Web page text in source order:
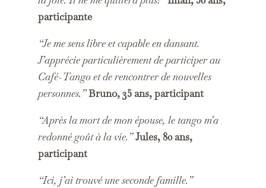
participante
“Je me sens libre et capable en dansant.
J’apprécie particulièrement de participer au
Café-Tango et de rencontrer de nouvelles
personnes.”Bruno, 35 ans, participant
“Après la mort de mon épouse, le tango m’a
redonné goût à la vie.”Jules, 80 ans,
participant
“Ici, j’ai trouvé une seconde famille.”